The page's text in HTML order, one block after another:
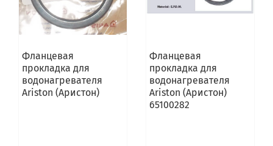
Фланцевая
прокладка для
водонагревателя
Ariston (Аристон)
Фланцевая
прокладка для
водонагревателя
Ariston (Аристон)
65100282